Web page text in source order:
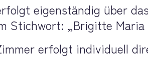
eigenständig über
Stichwort: „Brigitte Maria
erfolgt individuell